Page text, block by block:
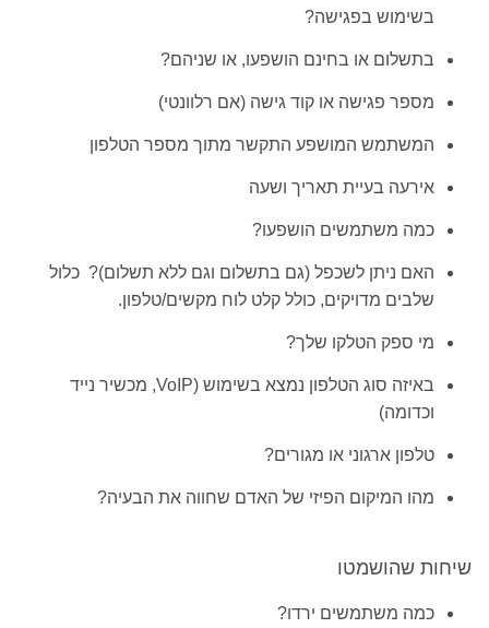
בשימוש בפגישה?
בתשלום או בחינם הושפעו, או שניהם?
מספר פגישה או קוד גישה (אם רלוונטי)
המשתמש המושפע התקשר מתוך מספר הטלפון
אירעה בעיית תאריך ושעה
כמה משתמשים הושפעו?
האם ניתן לשכפל (גם בתשלום וגם ללא תשלום)? כלול
שלבים מדויקים, כולל קלט לוח מקשים/טלפון.
מי ספק הטלקו שלך?
באיזה סוג הטלפון נמצא בשימוש (VoIP, מכשיר נייד
וכדומה)
טלפון ארגוני או מגורים?
מהו המיקום הפיזי של האדם שחווה את הבעיה?
שיחות שהושמטו
כמה משתמשים ירדו?